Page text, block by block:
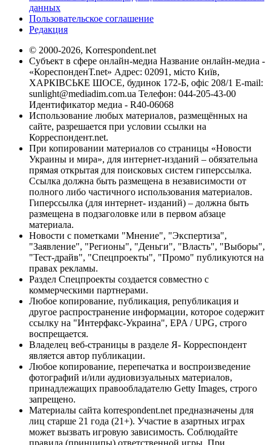
данных
Пользовательское соглашение
Редакция
© 2000-2026, Korrespondent.net
Субъект в сфере онлайн-медиа Название онлайн-медиа -
«КореспонденТ.net» Адрес: 02091, місто Київ,
ХАРКІВСЬКЕ ШОСЕ, будинок 172-Б, офіс 208/1 E-mail:
sunlight@mediadim.com.ua Телефон: 044-205-43-00
Идентификатор медиа - R40-06068
Использование любых материалов, размещённых на
сайте, разрешается при условии ссылки на
Корреспондент.net.
При копировании материалов со страницы «Новости
Украины и мира», для интернет-изданий – обязательна
прямая открытая для поисковых систем гиперссылка.
Ссылка должна быть размещена в независимости от
полного либо частичного использования материалов.
Гиперссылка (для интернет- изданий) – должна быть
размещена в подзаголовке или в первом абзаце
материала.
Новости с пометками "Мнение", "Экспертиза",
"Заявление", "Регионы", "Деньги", "Власть", "Выборы",
"Тест-драйв", "Спецпроекты", "Промо" публикуются на
правах рекламы.
Раздел Спецпроекты создается совместно с
коммерческими партнерами.
Любое копирование, публикация, републикация и
другое распространение информации, которое содержит
ссылку на "Интерфакс-Украина", EPA / UPG, строго
воспрещается.
Владелец веб-страницы в разделе Я- Корреспондент
является автор публикации.
Любое копирование, перепечатка и воспроизведение
фотографий и/или аудиовизуальных материалов,
принадлежащих правообладателю Getty Images, строго
запрещено.
Материалы сайта korrespondent.net предназначены для
лиц старше 21 года (21+). Участие в азартных играх
может вызвать игровую зависимость. Соблюдайте
правила (принципы) ответственной игры. При